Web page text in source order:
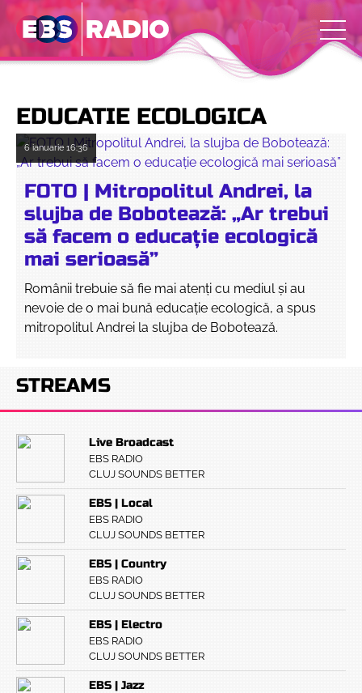
EDUCATIE ECOLOGICA
6 ianuarie 16:36
FOTO | Mitropolitul Andrei, la
slujba de Bobotează: „Ar trebui
să facem o educație ecologică
mai serioasă”
Românii trebuie să fie mai atenți cu mediul și au
nevoie de o mai bună educație ecologică, a spus
mitropolitul Andrei la slujba de Bobotează.
STREAMS
Live Broadcast
EBS RADIO
CLUJ SOUNDS BETTER
EBS | Local
EBS RADIO
CLUJ SOUNDS BETTER
EBS | Country
EBS RADIO
CLUJ SOUNDS BETTER
EBS | Electro
EBS RADIO
CLUJ SOUNDS BETTER
EBS | Jazz